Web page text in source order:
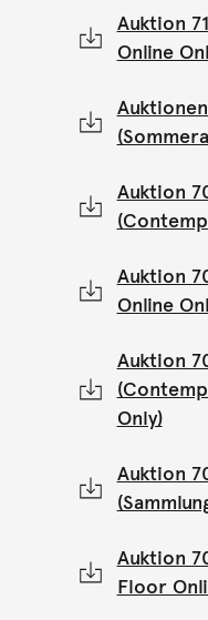
Auktion
Online
Auktion
Auktion
Online
Auktion
Only)
Auktion
Auktion
Floor